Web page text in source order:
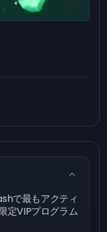
で最もアクティ
定VIPプログラム